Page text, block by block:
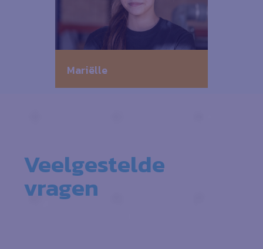
Mariëlle
Veelgestelde
vragen